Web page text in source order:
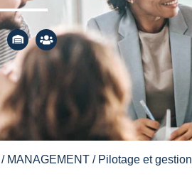
/ MANAGEMENT / Pilotage et gestion